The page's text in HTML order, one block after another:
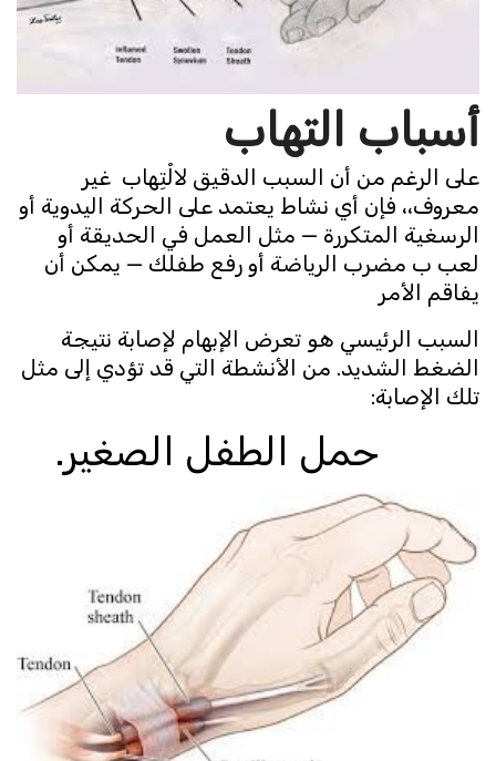
أسباب التهاب
على الرغم من أن السبب الدقيق لالْتِهاب غير
معروف،، فإن أي نشاط يعتمد على الحركة اليدوية أو
الرسغية المتكررة — مثل العمل في الحديقة أو
لعب ب مضرب الرياضة أو رفع طفلك — يمكن أن
يفاقم الأمر
السبب الرئيسي هو تعرض الإبهام لإصابة نتيجة
الضغط الشديد. من الأنشطة التي قد تؤدي إلى مثل
تلك الإصابة:
حمل الطفل الصغير.